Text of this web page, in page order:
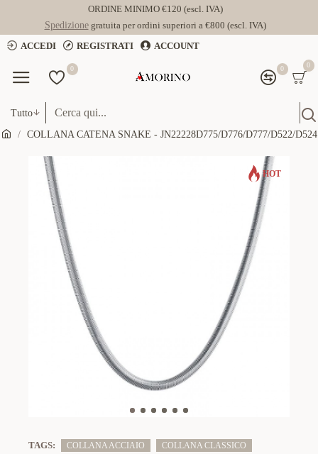
ORDINE MINIMO €120 (escl. IVA)
Spedizionegratuita per ordini superiori a €800 (escl. IVA)
ACCEDI
REGISTRATI ACCOUNT
0 0 0
Tutto
COLLANA CATENA SNAKE - JN22228D775/D776/D777/D522/D524
HOT
TAGS: COLLANA ACCIAIO
COLLANA CLASSICO